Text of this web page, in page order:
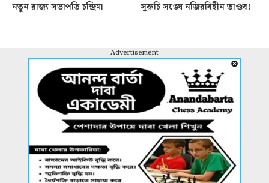
নতুন রাজ্য সভাপতি চন্দ্রিমা সুরুচি সঙ্ঘে নজিরবিহীন তাণ্ডব!
---Advertisement---